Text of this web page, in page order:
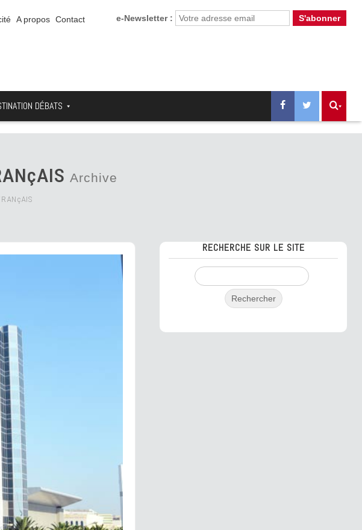
e-Newsletter :
A propos Contact
DÉBATS
Archive
RECHERCHE SUR LE SITE